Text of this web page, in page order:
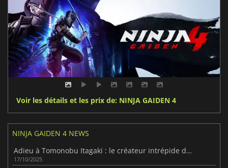
Voir les détails et les prix de: NINJA GAIDEN 4
NINJA GAIDEN 4 NEWS
Adieu à Tomonobu Itagaki : le créateur intrépide de Ninja Gaiden
17/10/2025